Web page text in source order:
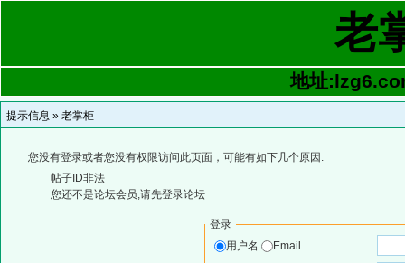
老
地址
提示信息 » 老掌柜
您没有登录或者您没有权限访问此页面，可能有如下几个原因:
帖子ID非法
您还不是论坛会员,请先登录论坛
登录
用户名
Email